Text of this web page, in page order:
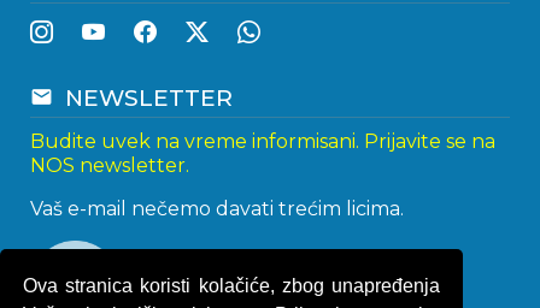
Ova stranica koristi kolačiće, zbog unapređenja
email NEWSLETTER
Budite uvek na vreme informisani. Prijavite se na
NOS newsletter.
Vaš e-mail nečemo davati trećim licima.